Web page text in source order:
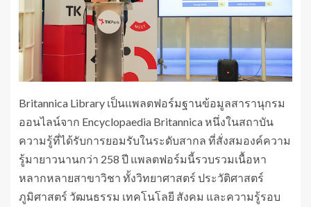
Britannica Library เป็นแพลตฟอร์มฐานข้อมูลสารานุกรม
ออนไลน์จาก Encyclopaedia Britannica หนึ่งในสถาบัน
ความรู้ที่ได้รับการยอมรับในระดับสากล ที่สั่งสมองค์ความ
รู้มายาวนานกว่า 258 ปี แพลตฟอร์มนี้รวบรวมเนื้อหา
หลากหลายสาขาวิชา ทั้งวิทยาศาสตร์ ประวัติศาสตร์
ภูมิศาสตร์ วัฒนธรรม เทคโนโลยี สังคม และความรู้รอบ